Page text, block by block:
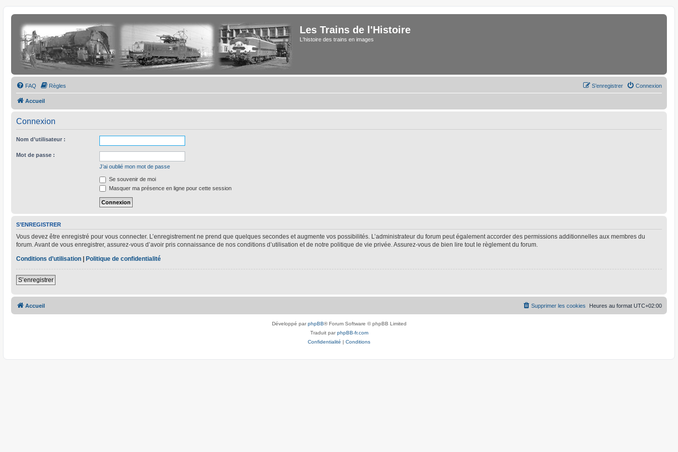
Les Trains de l'Histoire
L'histoire des trains en images
FAQ Règles Connexion
S’enregistrer
Accueil
Connexion
Nom d’utilisateur :
Mot de passe :
J’ai oublié mon mot de passe
Se souvenir de moi
Masquer ma présence en ligne pour cette session
S’ENREGISTRER
Vous devez être enregistré pour vous connecter. L’enregistrement ne prend que quelques secondes et augmente vos possibilités. L’administrateur du forum peut également accorder des permissions additionnelles aux membres du
forum. Avant de vous enregistrer, assurez-vous d’avoir pris connaissance de nos conditions d’utilisation et de notre politique de vie privée. Assurez-vous de bien lire tout le règlement du forum.
Conditions d’utilisation | Politique de confidentialité
S’enregistrer
Accueil Heures au format UTC+02:00
Supprimer les cookies
Développé parphpBB® Forum Software © phpBB Limited
Traduit parphpBB-fr.com
Confidentialité | Conditions